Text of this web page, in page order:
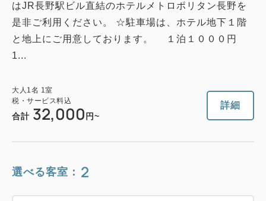
はJR長野駅ビル直結のホテルメトロポリタン長野を
是非ご利用ください。 ☆駐車場は、ホテル地下１階
と地上にご用意しております。 １泊１０００円
1...
大人 1名 1室
税・サービス料込
合計 32,000 円~
詳細
選べる客室： 2